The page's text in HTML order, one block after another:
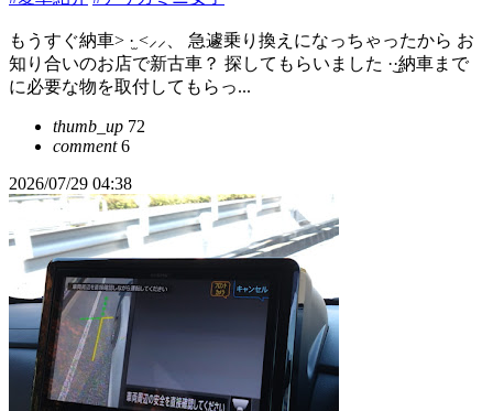
もうすぐ納車> ·̫ <⸝⸝、 急遽乗り換えになっちゃったから お
知り合いのお店で新古車？ 探してもらいました‪ ·͜·納車まで
に必要な物を取付してもらっ...
thumb_up 72
comment6
2026/07/29 04:38